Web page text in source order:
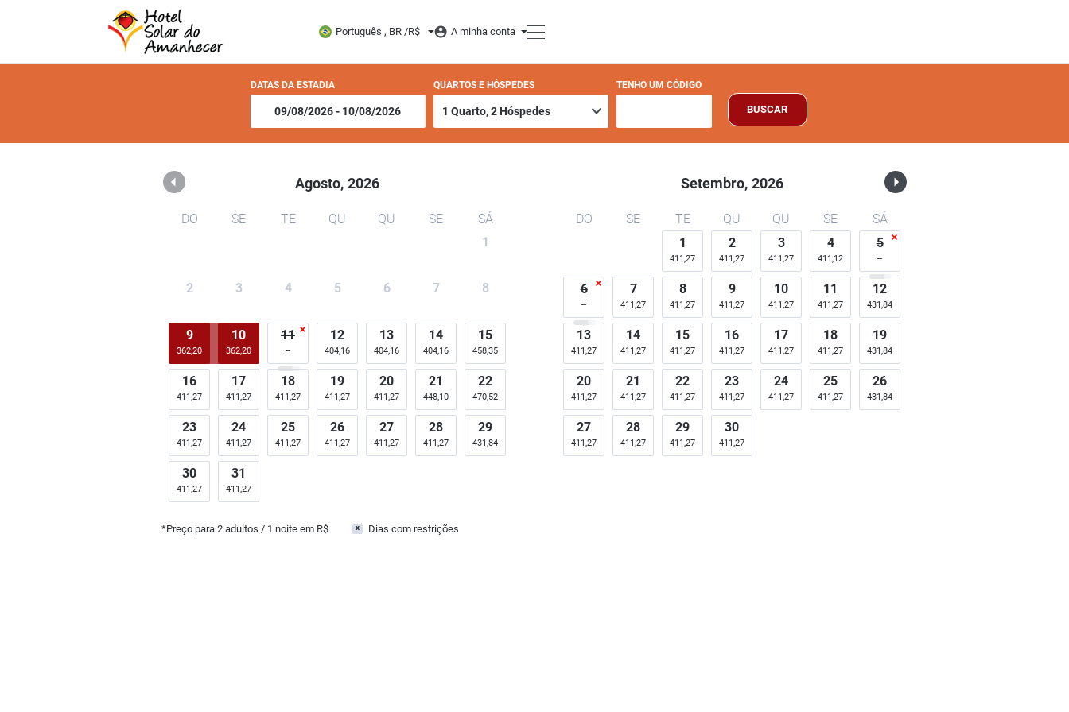
Hotel Solar do AmanhecerPortuguês , BR /R$ A minha conta
DATAS DA ESTADIA QUARTOS E HÓSPEDES TENHO UM CÓDIGO
BUSCAR
Agosto, 2026
DO SE TE QU QU SE
SÁ
1
2 3 4 5 6 7 8
9
362,20
10
362,20
11 12
404,16
13
404,16
14
404,16
15
458,35
16
411,27
17
411,27
18
411,27
19
411,27
20
411,27
21
448,10
22
470,52
23
411,27
24
411,27
25
411,27
26
411,27
27
411,27
28
411,27
29
431,84
30
411,27
31
411,27
Setembro, 2026
DO SE TE QU QU SE
SÁ
1
411,27
2
411,27
3
411,27
4
411,12
5
6 7
411,27
8
411,27
9
411,27
10
411,27
11
411,27
12
431,84
13
411,27
14
411,27
15
411,27
16
411,27
17
411,27
18
411,27
19
431,84
20
411,27
21
411,27
22
411,27
23
411,27
24
411,27
25
411,27
26
431,84
27
411,27
28
411,27
29
411,27
30
411,27
*Preço para2 adultos / 1 noite em R$ x Dias com restrições